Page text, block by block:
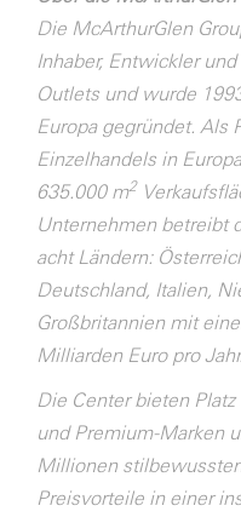
Die McArthurGlen
Inhaber, Entwickler
Outlets und wurde
Europa gegründet. Als
Einzelhandels in
635.000 m2
Unternehmen betreibt
acht Ländern:
Deutschland, Italien,
Großbritannien mit
Milliarden Euro pro
Die Center bieten
und Premium-Marken
Millionen
Preisvorteile in einer